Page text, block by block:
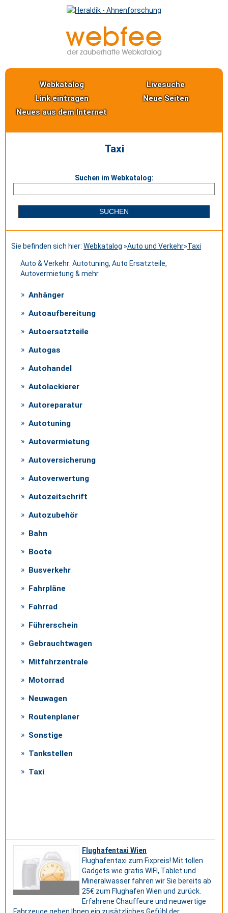
Webkatalog
Livesuche
Link eintragen
Neue Seiten
Neues aus dem Internet
Taxi
Suchen im Webkatalog:
Sie befinden sich hier: Webkatalog »Auto und Verkehr»Taxi
Auto & Verkehr: Autotuning, Auto Ersatzteile,
Autovermietung & mehr.
Anhänger
Autoaufbereitung
Autoersatzteile
Autogas
Autohandel
Autolackierer
Autoreparatur
Autotuning
Autovermietung
Autoversicherung
Autoverwertung
Autozeitschrift
Autozubehör
Bahn
Boote
Busverkehr
Fahrpläne
Fahrrad
Führerschein
Gebrauchtwagen
Mitfahrzentrale
Motorrad
Neuwagen
Routenplaner
Sonstige
Tankstellen
Taxi
Flughafentaxi Wien
Flughafentaxi zum Fixpreis! Mit tollen
Gadgets wie gratis WIFI, Tablet und
Mineralwasser fahren wir Sie bereits ab
25€ zum Flughafen Wien und zurück.
Erfahrene Chauffeure und neuwertige